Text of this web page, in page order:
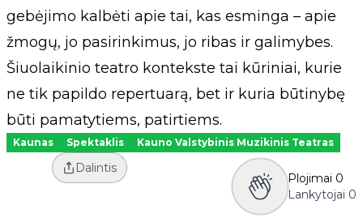
gebėjimo kalbėti apie tai, kas esminga – apie
žmogų, jo pasirinkimus, jo ribas ir galimybes.
Šiuolaikinio teatro kontekste tai kūriniai, kurie
ne tik papildo repertuarą, bet ir kuria būtinybę
būti pamatytiems, patirtiems.
Kaunas Spektaklis Kauno Valstybinis Muzikinis Teatras
Dalintis
Plojimai 0
Lankytojai 0